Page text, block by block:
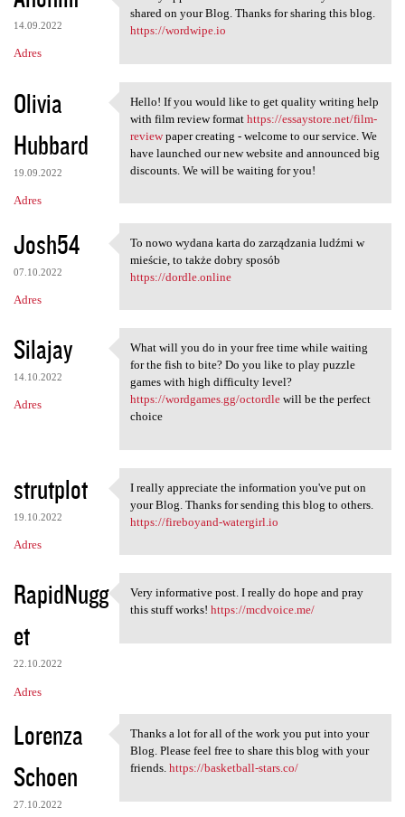
14.09.2022
Adres
I really appreciate the
shared on your Blog. Thanks for sharing this blog.
https://wordwipe.io
Olivia
Hubbard
19.09.2022
Adres
Hello! If you would like to
Hello! If you would like to get quality writing help
with film review format https://essaystore.net/film-
reviewpaper creating - welcome to our service. We
have launched our new website and announced big
discounts. We will be waiting for you!
Josh54
07.10.2022
Adres
To nowo wydana karta do
To nowo wydana karta do zarządzania ludźmi w
mieście, to także dobry sposób
https://dordle.online
Silajay
14.10.2022
Adres
What will you do in your free
What will you do in your free time while waiting
for the fish to bite? Do you like to play puzzle
games with high difficulty level?
https://wordgames.gg/octordlewill be the perfect
choice
strutplot
19.10.2022
Adres
I really appreciate the
I really appreciate the information you've put on
your Blog. Thanks for sending this blog to others.
https://fireboyand-watergirl.io
RapidNugg
et
22.10.2022
Adres
Very informative post. I
Very informative post. I really do hope and pray
this stuff works! https://mcdvoice.me/
Lorenza
Schoen
27.10.2022
Thanks a lot for all of the
Thanks a lot for all of the work you put into your
Blog. Please feel free to share this blog with your
friends. https://basketball-stars.co/